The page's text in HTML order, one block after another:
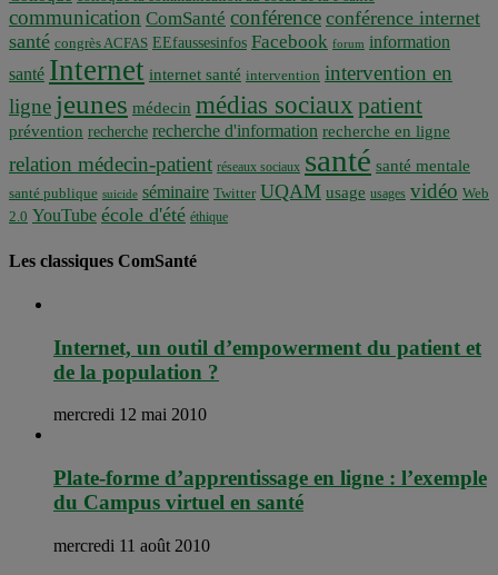
communication ComSanté conférence conférence internet
santé congrès ACFAS EEfaussesinfos Facebook forum information
santé Internet internet santé intervention intervention en
ligne jeunes médecin médias sociaux patient
prévention recherche recherche d'information recherche en ligne
relation médecin-patient réseaux sociaux santé santé mentale
santé publique suicide séminaire Twitter UQAM usage usages vidéo Web
2.0 YouTube école d'été éthique
Les classiques ComSanté
Internet, un outil d’empowerment du patient et
de la population ?
mercredi 12 mai 2010
Plate-forme d’apprentissage en ligne : l’exemple
du Campus virtuel en santé
mercredi 11 août 2010